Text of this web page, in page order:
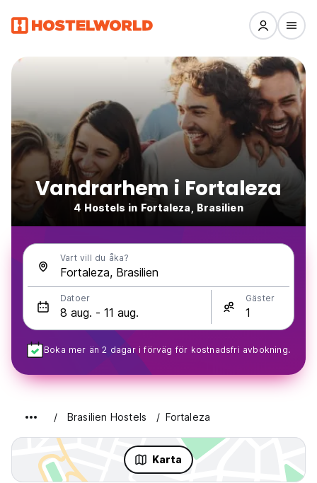
Vandrarhem i Fortaleza
4 Hostels in Fortaleza, Brasilien
Vart vill du åka?
Datoer Gäster
Boka mer än 2 dagar i förväg för kostnadsfri avbokning.
Brasilien Hostels Fortaleza
Karta